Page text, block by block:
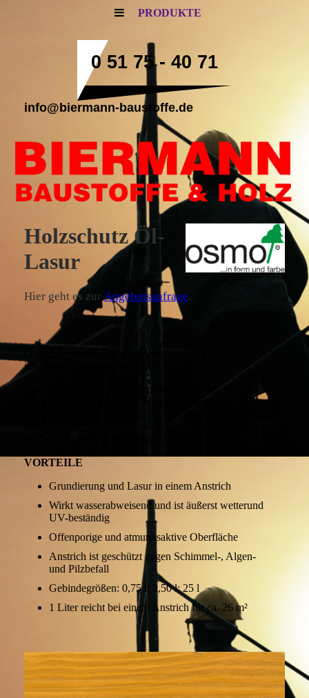
PRODUKTE
0 51 75 - 40 71
info@biermann-baustoffe.de
Holzschutz Öl-
Lasur
Hier geht es zurAngebotsanfrage.
Grundierung und Lasur in einem Anstrich vereint – der
innovative Langzeitschutz auf Ölbasis!
Osmo Holzschutz Öl-Lasur ist ideal für jedes Holz im
Außenbereich: Türen, Fenster und Fensterläden
(maßhaltige Bauteile), Carports, Holzfassaden, Balkone,
VORTEILE
Grundierung und Lasur in einem Anstrich
Wirkt wasserabweisend und ist äußerst wetterund
UV-beständig
Offenporige und atmungsaktive Oberfläche
Anstrich ist geschützt gegen Schimmel-, Algen-
und Pilzbefall
Gebindegrößen: 0,75 l; 2,50 l; 25 l
1 Liter reicht bei einem Anstrich für ca. 26 m²